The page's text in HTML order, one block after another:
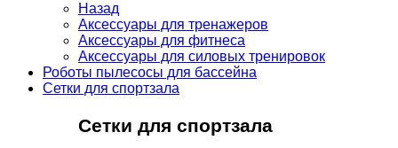
Назад
Аксессуары для тренажеров
Аксессуары для фитнеса
Аксессуары для силовых тренировок
Роботы пылесосы для бассейна
Сетки для спортзала
Сетки для спортзала